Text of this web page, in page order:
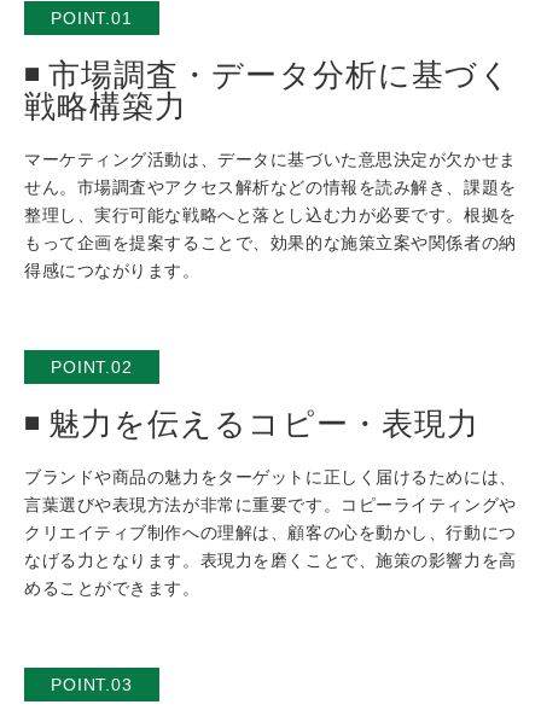
POINT.01
市場調査・データ分析に基づく
戦略構築力
マーケティング活動は、データに基づいた意思決定が欠かせま
せん。市場調査やアクセス解析などの情報を読み解き、課題を
整理し、実行可能な戦略へと落とし込む力が必要です。根拠を
もって企画を提案することで、効果的な施策立案や関係者の納
得感につながります。
POINT.02
魅力を伝えるコピー・表現力
ブランドや商品の魅力をターゲットに正しく届けるためには、
言葉選びや表現方法が非常に重要です。コピーライティングや
クリエイティブ制作への理解は、顧客の心を動かし、行動につ
なげる力となります。表現力を磨くことで、施策の影響力を高
めることができます。
POINT.03